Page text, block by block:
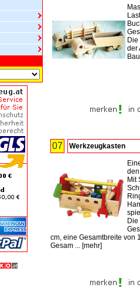
der
07 Werkzeugkasten
Mit
cm, eine Gesamtbreite von
Gesam ... [mehr]